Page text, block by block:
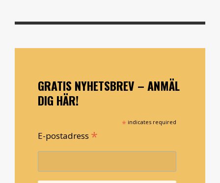
GRATIS NYHETSBREV – ANMÄL
DIG HÄR!
* indicates required
E-postadress *